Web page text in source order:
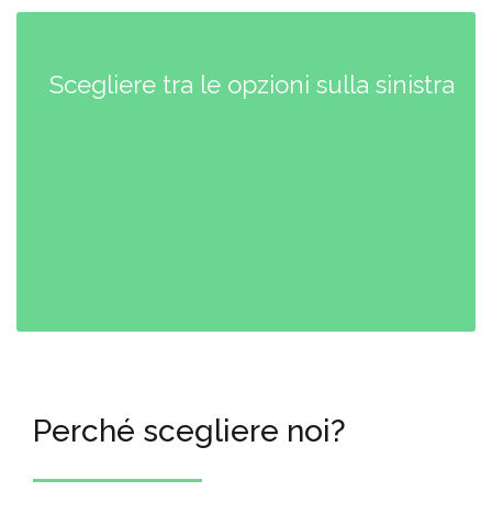
Scegliere tra le opzioni sulla sinistra
Perché scegliere noi?